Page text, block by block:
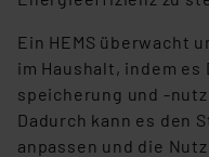
Ein HEMS überwacht
im Haushalt, indem
speicherung und -
Dadurch kann es den
anpassen und die